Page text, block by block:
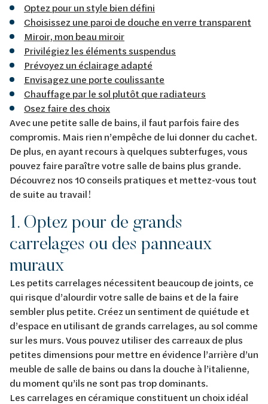
Optez pour un style bien défini
Choisissez une paroi de douche en verre transparent
Miroir, mon beau miroir
Privilégiez les éléments suspendus
Prévoyez un éclairage adapté
Envisagez une porte coulissante
Chauffage par le sol plutôt que radiateurs
Osez faire des choix
Avec une petite salle de bains, il faut parfois faire des
compromis. Mais rien n’empêche de lui donner du cachet.
De plus, en ayant recours à quelques subterfuges, vous
pouvez faire paraître votre salle de bains plus grande.
Découvrez nos 10 conseils pratiques et mettez-vous tout
de suite au travail !
1. Optez pour de grands
carrelages ou des panneaux
muraux
Les petits carrelages nécessitent beaucoup de joints, ce
qui risque d’alourdir votre salle de bains et de la faire
sembler plus petite. Créez un sentiment de quiétude et
d’espace en utilisant de grands carrelages, au sol comme
sur les murs. Vous pouvez utiliser des carreaux de plus
petites dimensions pour mettre en évidence l’arrière d’un
meuble de salle de bains ou dans la douche à l’italienne,
du moment qu’ils ne sont pas trop dominants.
Les carrelages en céramique constituent un choix idéal